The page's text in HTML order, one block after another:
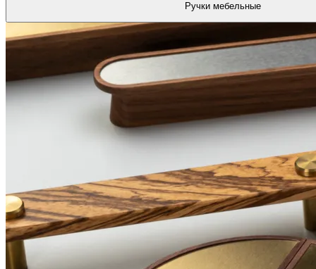
Ручки мебельные